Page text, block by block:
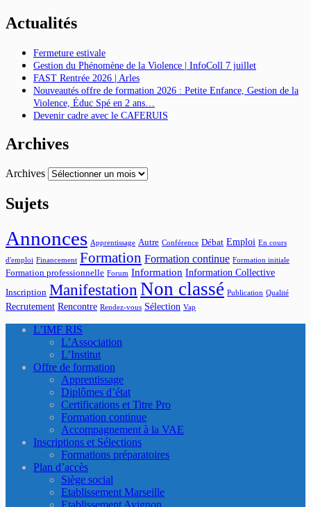
Actualités
Fermeture estivale
Gestion du Phénomène de la Violence | InfoColl 7 juillet
FAST Rentrée 2026 | Arles
Nouveautés offre de formation 2026 : Petite Enfance, Gestion de la
Violence, Éduc Spé en 2 ans…
Devenir cadre avec le CAFERUIS
Archives
Archives
Sujets
Annonces Apprentissage Autre Conférence Débat Emploi En cours
d'emploi Financement Formation Formation continue Formation initiale
Formation professionnelle Forum Information Information Collective
Inscription Manifestation Non classé Publication Qualité
Recrutement Rencontre Rendez-vous Sélection Vap
L’IMF RIS
L’Association
L’Institut
Offre de formation
Apprentissage
Diplômes d’état
Certifications et Titre Pro
Formation continue
Accompagnement à la VAE
Inscriptions et Sélections
Formations préparatoires
Plan d’accès
Siège social
Etablissement Marseille